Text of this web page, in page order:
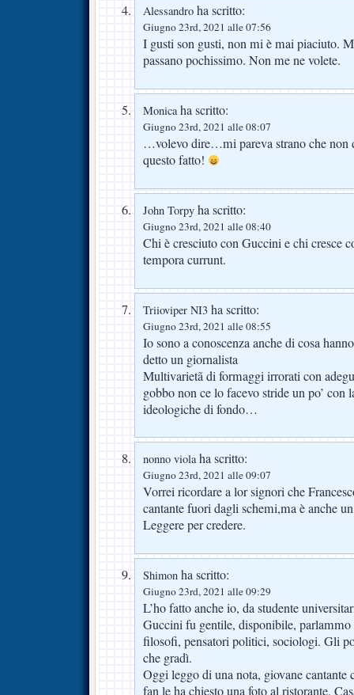
Alessandro ha scritto:
Giugno 23rd, 2021 alle 07:56
I gusti son gusti, non mi è mai piaciuto.
passano pochissimo. Non me ne volete.
Monicaha scritto:
Giugno 23rd, 2021 alle 08:07
…volevo dire…mi pareva strano che non
questo fatto!
John Torpy ha scritto:
Giugno 23rd, 2021 alle 08:40
Chi è cresciuto con Guccini e chi cresce
tempora currunt.
Triioviper NI3 ha scritto:
Giugno 23rd, 2021 alle 08:55
Io sono a conoscenza anche di cosa
detto un giornalista
Multivarietã di formaggi irrorati con
gobbo non ce lo facevo stride un po’ con
ideologiche di fondo…
nonno violaha scritto:
Giugno 23rd, 2021 alle 09:07
Vorrei ricordare a lor signori che
cantante fuori dagli schemi,ma è anche
Leggere per credere.
Shimon ha scritto:
Giugno 23rd, 2021 alle 09:29
L’ho fatto anche io, da studente
Guccini fu gentile, disponibile, parlammo
filosofi, pensatori politici, sociologi. Gli
che gradì.
Oggi leggo di una nota, giovane cantante
fan le ha chiesto una foto al ristorante.